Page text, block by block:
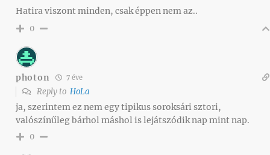
Hatira viszont minden, csak éppen nem az..
0
photon 7 éve
Reply to HoLa
ja, szerintem ez nem egy tipikus soroksári sztori,
valószínűleg bárhol máshol is lejátszódik nap mint nap.
0